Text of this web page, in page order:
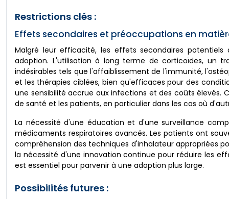
Restrictions clés :
Effets secondaires et préoccupations en
Malgré leur efficacité, les effets secondaires
adoption. L'utilisation à long terme de corticoïdes, un
indésirables tels que l'affaiblissement de l'immunité,
et les thérapies ciblées, bien qu'efficaces pour des
une sensibilité accrue aux infections et des coûts élevés.
de santé et les patients, en particulier dans les cas où
La nécessité d'une éducation et d'une surveillance
médicaments respiratoires avancés. Les patients ont
compréhension des techniques d'inhalateur appropriées
la nécessité d'une innovation continue pour réduire les
est essentiel pour parvenir à une adoption plus large.
Possibilités futures :